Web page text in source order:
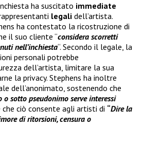
ha suscitato immediate
legali dell’artista.
ha contestato la ricostruzione di
il suo cliente “considera scorretti
nell’inchiesta“. Secondo il legale, la
personali potrebbe
dell’artista, limitare la sua
la privacy. Stephens ha inoltre
dell’anonimato, sostenendo che
sotto pseudonimo serve interessi
che ciò consente agli artisti di “Dire la
di ritorsioni, censura o